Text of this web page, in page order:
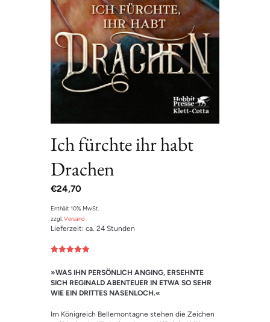
Ich fürchte ihr habt
Drachen
€24,70
Enthält 10% MwSt.
zzgl. Versand
Lieferzeit: ca. 24 Stunden
basierend
auf
Kundenbewe
rtung
»WAS IHN PERSÖNLICH ANGING, ERSEHNTE
SICH REGINALD ABENTEUER IN ETWA SO SEHR
WIE EIN DRITTES NASENLOCH.«
Im Königreich Bellemontagne stehen die Zeichen